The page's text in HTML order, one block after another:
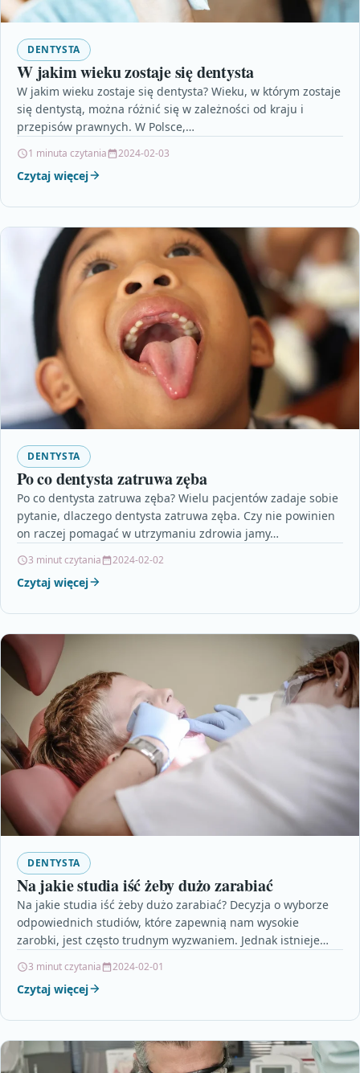
DENTYSTA
W jakim wieku zostaje się dentysta
W jakim wieku zostaje się dentysta? Wieku, w którym zostaje
się dentystą, można różnić się w zależności od kraju i
przepisów prawnych. W Polsce,…
1 minuta czytania 2024-02-03
Czytaj więcej
DENTYSTA
Po co dentysta zatruwa zęba
Po co dentysta zatruwa zęba? Wielu pacjentów zadaje sobie
pytanie, dlaczego dentysta zatruwa zęba. Czy nie powinien
on raczej pomagać w utrzymaniu zdrowia jamy…
3 minut czytania 2024-02-02
Czytaj więcej
DENTYSTA
Na jakie studia iść żeby dużo zarabiać
Na jakie studia iść żeby dużo zarabiać? Decyzja o wyborze
odpowiednich studiów, które zapewnią nam wysokie
zarobki, jest często trudnym wyzwaniem. Jednak istnieje
3 minut czytania 2024-02-01
Czytaj więcej